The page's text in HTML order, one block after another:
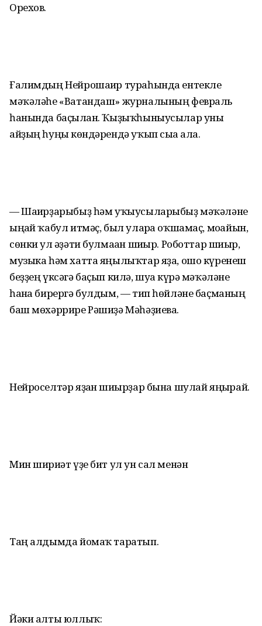
Орехов.
Ғалимдың Нейрошағир тураһында ентекле
мәҡәләһе «Ватандаш» журналының февраль
һанында баҫылған. Ҡыҙыҡһыныусылар уны
айҙың һуңғы көндәрендә уҡып сыға ала.
— Шағирҙарыбыҙ һәм уҡыусыларыбыҙ мәҡәләне
ыңғай ҡабул итмәҫ, был уларға оҡшамаҫ, моғайын,
сөнки ул ғәҙәти булмаған шиғыр. Роботтар шиғыр,
музыка һәм хатта яңылыҡтар яҙа, ошо күренеш
беҙҙең үксәгә баҫып килә, шуға күрә мәҡәләне
һанға бирергә булдым, — тип һөйләне баҫманың
баш мөхәррире Рәшиҙә Мәһәҙиева.
Нейроселтәр яҙған шиғырҙар бына шулай яңғырай.
Мин шиғриәт үҙе бит ул ун сал менән
Таң алдымда йомаҡ таратып.
Йәки алты юллыҡ: